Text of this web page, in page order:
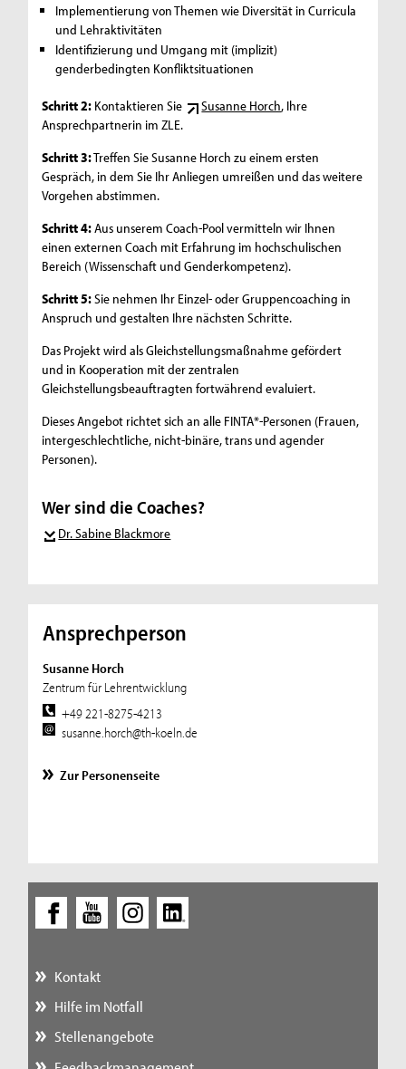
Implementierung von Themen wie Diversität in Curricula
und Lehraktivitäten
Identifizierung und Umgang mit (implizit)
genderbedingten Konfliktsituationen
Schritt 2: Kontaktieren Sie Susanne Horch, Ihre
Ansprechpartnerin im ZLE.
Schritt 3:Treffen Sie Susanne Horch zu einem ersten
Gespräch, in dem Sie Ihr Anliegen umreißen und das weitere
Vorgehen abstimmen.
Schritt 4:Aus unserem Coach-Pool vermitteln wir Ihnen
einen externen Coach mit Erfahrung im hochschulischen
Bereich (Wissenschaft und Genderkompetenz).
Schritt 5:Sie nehmen Ihr Einzel- oder Gruppencoaching in
Anspruch und gestalten Ihre nächsten Schritte.
Das Projekt wird als Gleichstellungsmaßnahme gefördert
und in Kooperation mit der zentralen
Gleichstellungsbeauftragten fortwährend evaluiert.
Dieses Angebot richtet sich an alle FINTA*-Personen (Frauen,
intergeschlechtliche, nicht-binäre, trans und agender
Personen).
Wer sind die Coaches?
Dr. Sabine Blackmore
Ansprechperson
Susanne Horch
Zentrum für Lehrentwicklung
+49 221-8275-4213
susanne.horch@th-koeln.de
Zur Personenseite
Kontakt
Hilfe im Notfall
Stellenangebote